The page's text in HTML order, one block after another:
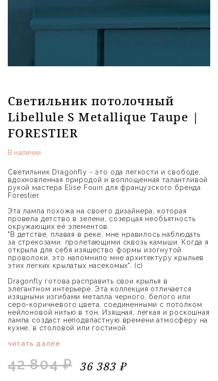
Светильник потолочный
Libellule S Metallique Taupe |
FORESTIER
В наличии
Светильник Dragonfly - это ода легкости и свободе,
вдохновленная природой и воплощенная талантливой
рукой мастера Elise Fouin для французского бренда
Forestier.
Эта лампа похожа на своего дизайнера, которая
провела детство в зелени, созерцая необъятность
окружающих её элементов.
"В детстве, плавая в реке, мне нравилось наблюдать
за стрекозами, пролетающими сквозь камыши. Когда я
открыла для себя изящество формы изогнутой
проволоки, это напомнило мне архитектуру крыльев
этих легких крылатых насекомых". (с)
Dragonfly готова расправить свои крылья в
элегантном интерьере. Эта коллекция отличается
изящными изгибами металла черного, белого или
серо-коричневого цвета, соединенными с потолком
нейлоновой нитью в тон. Изящная, легкая и роскошная
лампа создаст неподвластную времени атмосферу на
кухне, в столовой или гостиной.
читать далее
42 804 ₽ 36 383 ₽